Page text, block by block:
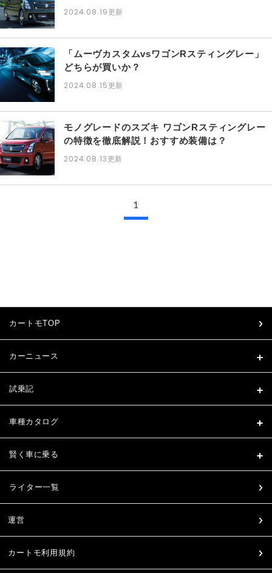
2024.08.19更新
「ムーヴカスタムvsワゴンRスティングレー」
どちらが買いか？
2024.08.15更新
モノグレードのスズキ ワゴンRスティングレー
の特徴を徹底解説！おすすめ装備は？
2024.08.13更新
1
カートモTOP
カーニュース
試乗記
車種カタログ
賢く車に乗る
ライター一覧
運営
カートモ利用規約